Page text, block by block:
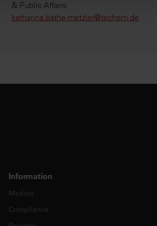
& Public Affairs
katharina.bathe-metzler@techem.de
Information
Medien
Compliance